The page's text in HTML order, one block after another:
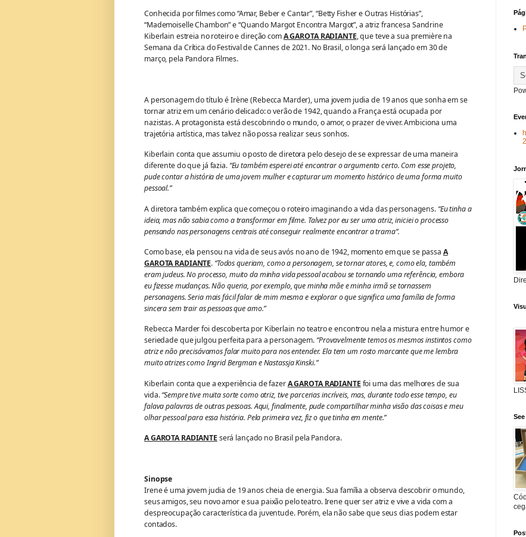
Conhecida por filmes como “Amar, Beber e Cantar”, “Betty Fisher e Outras Histórias”,
“Mademoiselle Chambon” e “Quando Margot Encontra Margot”, a atriz francesa Sandrine
Kiberlain estreia no roteiro e direção comA GAROTA RADIANTE, que teve a sua première na
Semana da Crítica do Festival de Cannes de 2021. No Brasil, o longa será lançado em 30 de
março, pela Pandora Filmes.
A personagem do título é Irène (Rebecca Marder), uma jovem judia de 19 anos que sonha em se
tornar atriz em um cenário delicado: o verão de 1942, quando a França está ocupada por
nazistas. A protagonista está descobrindo o mundo, o amor, o prazer de viver. Ambiciona uma
trajetória artística, mas talvez não possa realizar seus sonhos.
Kiberlain conta que assumiu o posto de diretora pelo desejo de se expressar de uma maneira
diferente do que já fazia. “Eu também esperei até encontrar o argumento certo. Com esse projeto,
pude contar a história de uma jovem mulher e capturar um momento histórico de uma forma muito
pessoal.”
A diretora também explica que começou o roteiro imaginando a vida das personagens. “Eu tinha a
ideia, mas não sabia como a transformar em filme. Talvez por eu ser uma atriz, iniciei o processo
pensando nas personagens centrais até conseguir realmente encontrar a trama”.
Como base, ela pensou na vida de seus avós no ano de 1942, momento em que se passa A
GAROTA RADIANTE. “Todos queriam, como a personagem, se tornar atores, e, como ela, também
eram judeus. No processo, muito da minha vida pessoal acabou se tornando uma referência, embora
eu fizesse mudanças. Não queria, por exemplo, que minha mãe e minha irmã se tornassem
personagens. Seria mais fácil falar de mim mesma e explorar o que significa uma família de forma
sincera sem trair as pessoas que amo.”
Rebecca Marder foi descoberta por Kiberlain no teatro e encontrou nela a mistura entre humor e
seriedade que julgou perfeita para a personagem. “Provavelmente temos os mesmos instintos como
atriz e não precisávamos falar muito para nos entender. Ela tem um rosto marcante que me lembra
muito atrizes como Ingrid Bergman e Nastassja Kinski.”
Kiberlain conta que a experiência de fazerA GAROTA RADIANTEfoi uma das melhores de sua
vida.“Sempre tive muita sorte como atriz, tive parcerias incríveis, mas, durante todo esse tempo, eu
falava palavras de outras pessoas. Aqui, finalmente, pude compartilhar minha visão das coisas e meu
olhar pessoal para essa história. Pela primeira vez, fiz o que tinha em mente.”
A GAROTA RADIANTEserá lançado no Brasil pela Pandora.
Sinopse
Irene é uma jovem judia de 19 anos cheia de energia. Sua família a observa descobrir o mundo,
seus amigos, seu novo amor e sua paixão pelo teatro. Irene quer ser atriz e vive a vida com a
despreocupação característica da juventude. Porém, ela não sabe que seus dias podem estar
contados.